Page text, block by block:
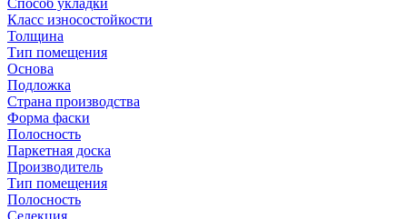
Способ укладки
Класс износостойкости
Толщина
Тип помещения
Основа
Подложка
Страна производства
Форма фаски
Полосность
Паркетная доска
Производитель
Тип помещения
Полосность
Селекция